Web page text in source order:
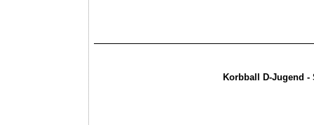
Korbball D-Jugend -